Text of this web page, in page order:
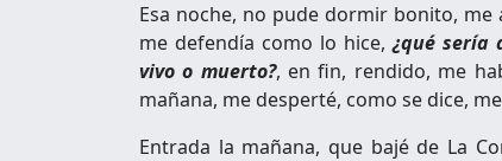
Esa noche, no pude dormir bonito,
me defendía como lo hice, ¿qué sería
vivo o muerto?, en fin, rendido, me
mañana, me desperté, como se dice,
Entrada la mañana, que bajé de La